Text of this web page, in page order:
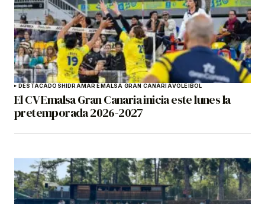
DESTACADOS HIDRAMAR EMALSA GRAN CANARIAVOLEIBOL
El CV Emalsa Gran Canaria inicia este lunes la
pretemporada 2026-2027